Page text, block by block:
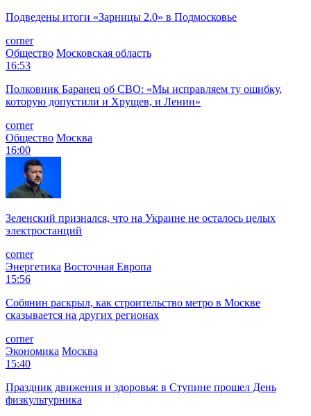
Подведены итоги «Зарницы 2.0» в Подмосковье
corner
Общество Московская область
16:53
Полковник Баранец об СВО: «Мы исправляем ту ошибку,
которую допустили и Хрущев, и Ленин»
corner
Общество Москва
16:00
Зеленский признался, что на Украине не осталось целых
электростанций
corner
Энергетика Восточная Европа
15:56
Собянин раскрыл, как строительство метро в Москве
сказывается на других регионах
corner
Экономика Москва
15:40
Праздник движения и здоровья: в Ступине прошел День
физкультурника